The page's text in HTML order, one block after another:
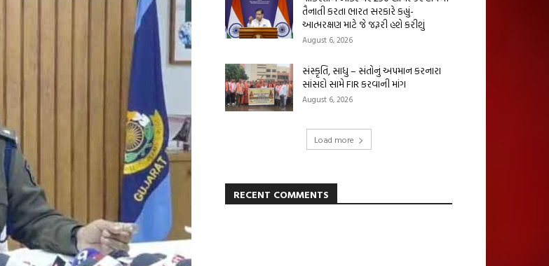
તૈનાતી કરતા ભારત સરકારે કહ્યું-
આત્મરક્ષણ માટે જે જરૂરી હશે કરીશું
August 6, 2026
સંસ્કૃતિ, સાધુ – સંતોનું અપમાન કરનારા
સાંસદો સામે FIR કરવાની માંગ
August 6, 2026
Load more
RECENT COMMENTS